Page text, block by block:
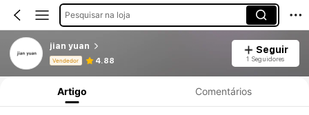
Pesquisar na loja
jian yuan
Vendedor 4.88
Seguir
1 Seguidores
Informações do Produto: Divulgação de Preço, Vendas e Detalhes de Stock.
Artigo Comentários